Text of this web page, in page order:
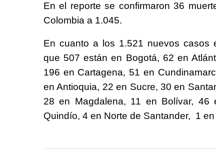
En el reporte se confirmaron 36
Colombia a 1.045.
En cuanto a los 1.521 nuevos casos
que 507 están en Bogotá, 62 en
196 en Cartagena, 51 en
en Antioquia, 22 en Sucre, 30 en
28 en Magdalena, 11 en Bolívar,
Quindío, 4 en Norte de Santander, 1